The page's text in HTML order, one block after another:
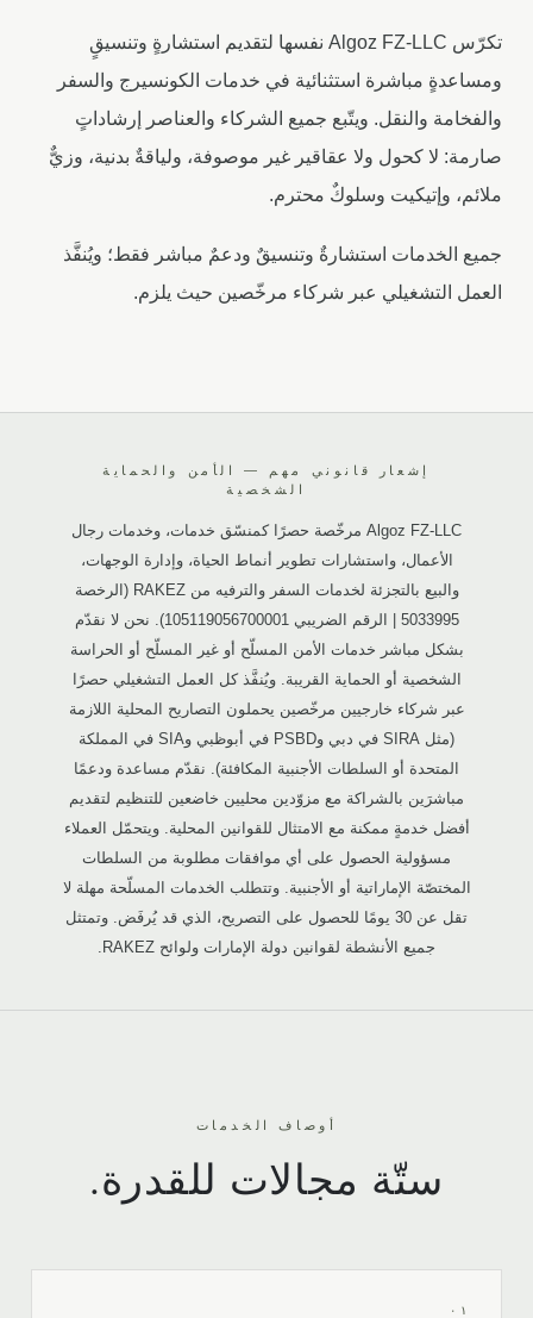
تكرّس Algoz FZ-LLC نفسها لتقديم استشارةٍ وتنسيقٍ
ومساعدةٍ مباشرة استثنائية في خدمات الكونسيرج والسفر
والفخامة والنقل. ويتّبع جميع الشركاء والعناصر إرشاداتٍ
صارمة: لا كحول ولا عقاقير غير موصوفة، ولياقةٌ بدنية، وزيٌّ
ملائم، وإتيكيت وسلوكٌ محترم.
جميع الخدمات استشارةٌ وتنسيقٌ ودعمٌ مباشر فقط؛ ويُنفَّذ
العمل التشغيلي عبر شركاء مرخّصين حيث يلزم.
إشعار قانوني مهم — الأمن والحماية
الشخصية
Algoz FZ-LLC مرخّصة حصرًا كمنسّق خدمات، وخدمات رجال
الأعمال، واستشارات تطوير أنماط الحياة، وإدارة الوجهات،
والبيع بالتجزئة لخدمات السفر والترفيه من RAKEZ (الرخصة
5033995 | الرقم الضريبي 105119056700001). نحن لا نقدّم
بشكل مباشر خدمات الأمن المسلّح أو غير المسلّح أو الحراسة
الشخصية أو الحماية القريبة. ويُنفَّذ كل العمل التشغيلي حصرًا
عبر شركاء خارجيين مرخّصين يحملون التصاريح المحلية اللازمة
(مثل SIRA في دبي وPSBD في أبوظبي وSIA في المملكة
المتحدة أو السلطات الأجنبية المكافئة). نقدّم مساعدة ودعمًا
مباشرَين بالشراكة مع مزوّدين محليين خاضعين للتنظيم لتقديم
أفضل خدمةٍ ممكنة مع الامتثال للقوانين المحلية. ويتحمّل العملاء
مسؤولية الحصول على أي موافقات مطلوبة من السلطات
المختصّة الإماراتية أو الأجنبية. وتتطلب الخدمات المسلّحة مهلة لا
تقل عن 30 يومًا للحصول على التصريح، الذي قد يُرفَض. وتمتثل
جميع الأنشطة لقوانين دولة الإمارات ولوائح RAKEZ.
أوصاف الخدمات
ستّة مجالات للقدرة.
٠١